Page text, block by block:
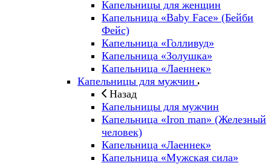
Капельницы для женщин
Капельница «Baby Face» (Бейби
Фейс)
Капельница «Голливуд»
Капельница «Золушка»
Капельница «Лаеннек»
Капельницы для мужчин
Назад
Капельницы для мужчин
Капельница «Iron man» (Железный
человек)
Капельница «Лаеннек»
Капельница «Мужская сила»